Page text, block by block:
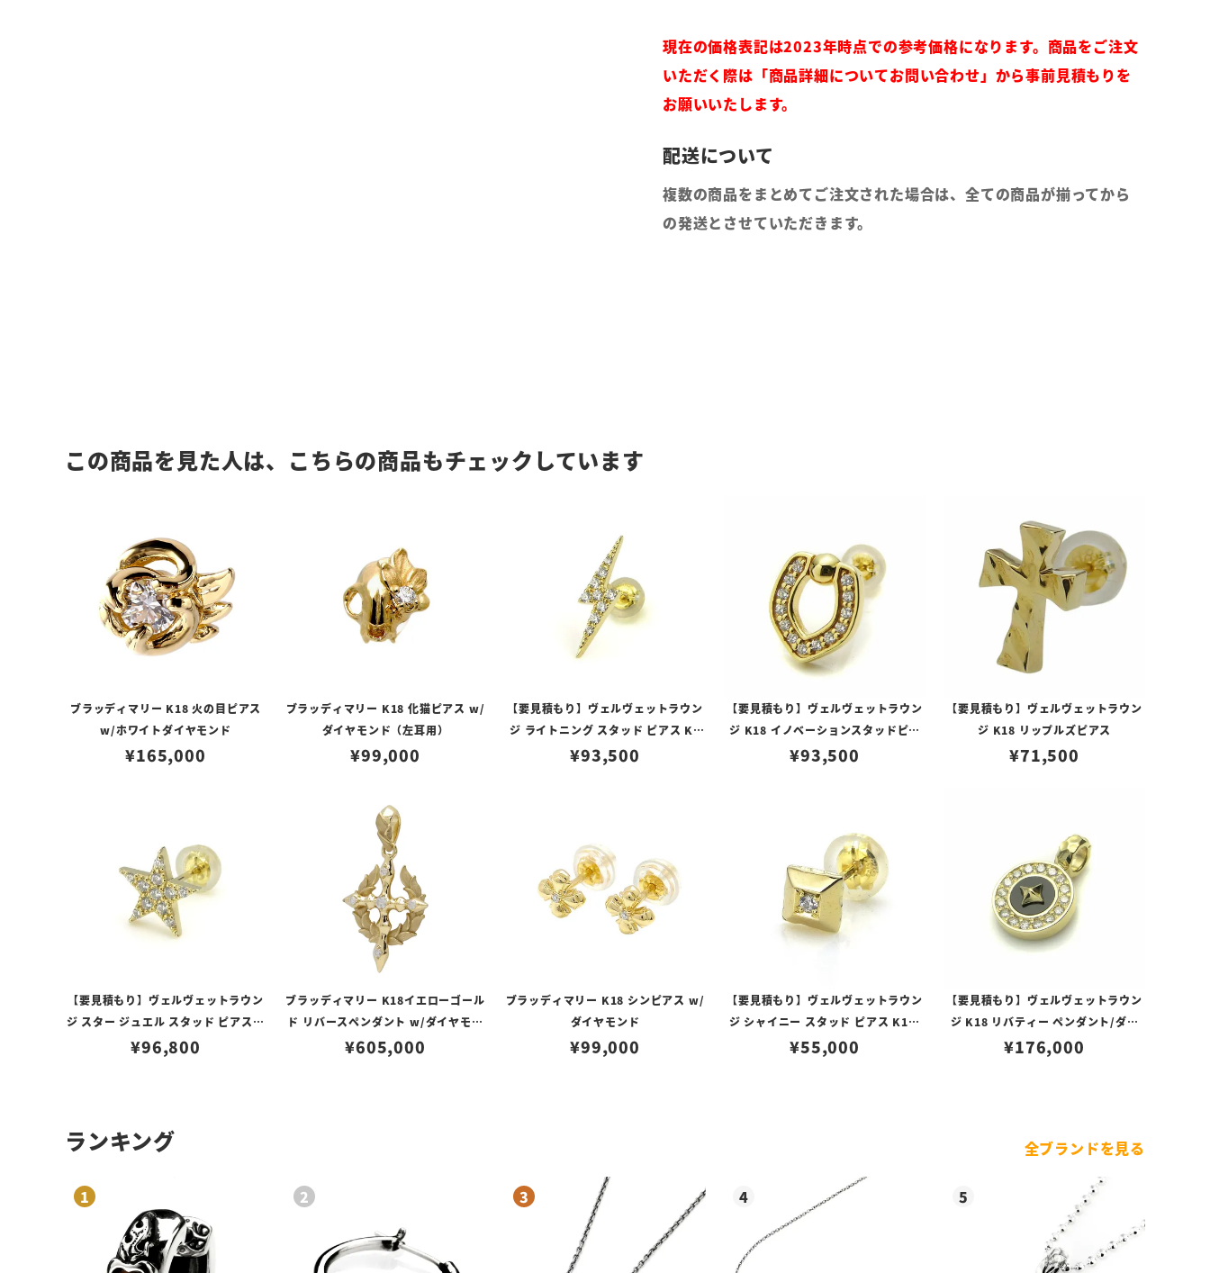
現在の価格表記は2023年時点での参考価格になります。商品をご注文
いただく際は「商品詳細についてお問い合わせ」から事前見積もりを
お願いいたします。
複数の商品をまとめてご注文された場合は、全ての商品が揃ってから
の発送とさせていただきます。
この商品を見た人は、こちらの商品もチェックしています
ブラッディマリー K18 火の目ピアス
w/ホワイトダイヤモンド
¥165,000
ブラッディマリー K18 化猫ピアス w/
ダイヤモンド（左耳用）
¥99,000
【要見積もり】ヴェルヴェットラウン
ジ ライトニング スタッド ピアス K1
8/ダイヤモンド
¥93,500
【要見積もり】ヴェルヴェットラウン
ジ K18 イノベーションスタッドピア
ス/ダイヤ
¥93,500
【要見積もり】ヴェルヴェットラウン
ジ K18 リップルズピアス
¥71,500
【要見積もり】ヴェルヴェットラウン
ジ スター ジュエル スタッド ピアス K
18/ダイヤモンド
¥96,800
ブラッディマリー K18イエローゴール
ド リバースペンダント w/ダイヤモン
ド
¥605,000
ブラッディマリー K18 シンピアス w/
ダイヤモンド
¥99,000
【要見積もり】ヴェルヴェットラウン
ジ シャイニー スタッド ピアス K18/
ダイヤモンド
¥55,000
【要見積もり】ヴェルヴェットラウン
ジ K18 リバティー ペンダント/ダイ
ヤ/オニキス
¥176,000
ランキング 全ブランドを見る